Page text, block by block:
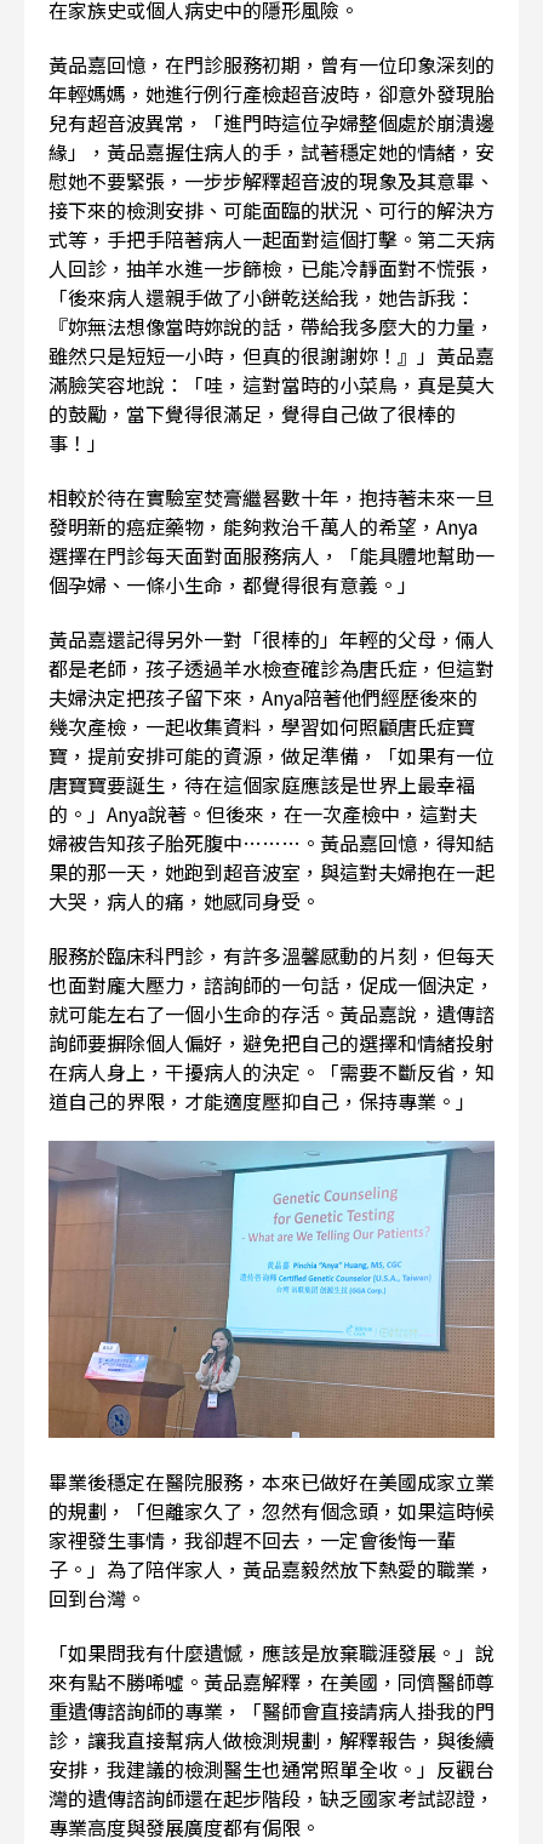
在家族史或個人病史中的隱形風險。
黃品嘉回憶，在門診服務初期，曾有一位印象深刻的
年輕媽媽，她進行例行產檢超音波時，卻意外發現胎
兒有超音波異常，「進門時這位孕婦整個處於崩潰邊
緣」，黃品嘉握住病人的手，試著穩定她的情緒，安
慰她不要緊張，一步步解釋超音波的現象及其意畢、
接下來的檢測安排、可能面臨的狀況、可行的解決方
式等，手把手陪著病人一起面對這個打擊。第二天病
人回診，抽羊水進一步篩檢，已能冷靜面對不慌張，
「後來病人還親手做了小餅乾送給我，她告訴我：
『妳無法想像當時妳說的話，帶給我多麼大的力量，
雖然只是短短一小時，但真的很謝謝妳！』」黃品嘉
滿臉笑容地說：「哇，這對當時的小菜鳥，真是莫大
的鼓勵，當下覺得很滿足，覺得自己做了很棒的
事！」
相較於待在實驗室焚膏繼晷數十年，抱持著未來一旦
發明新的癌症藥物，能夠救治千萬人的希望，Anya
選擇在門診每天面對面服務病人，「能具體地幫助一
個孕婦、一條小生命，都覺得很有意義。」
黃品嘉還記得另外一對「很棒的」年輕的父母，倆人
都是老師，孩子透過羊水檢查確診為唐氏症，但這對
夫婦決定把孩子留下來，Anya陪著他們經歷後來的
幾次產檢，一起收集資料，學習如何照顧唐氏症寶
寶，提前安排可能的資源，做足準備，「如果有一位
唐寶寶要誕生，待在這個家庭應該是世界上最幸褔
的。」Anya說著。但後來，在一次產檢中，這對夫
婦被告知孩子胎死腹中………。黃品嘉回憶，得知結
果的那一天，她跑到超音波室，與這對夫婦抱在一起
大哭，病人的痛，她感同身受。
服務於臨床科門診，有許多溫馨感動的片刻，但每天
也面對龐大壓力，諮詢師的一句話，促成一個決定，
就可能左右了一個小生命的存活。黃品嘉說，遺傳諮
詢師要摒除個人偏好，避免把自己的選擇和情緒投射
在病人身上，干擾病人的決定。「需要不斷反省，知
道自己的界限，才能適度壓抑自己，保持專業。」
畢業後穩定在醫院服務，本來已做好在美國成家立業
的規劃，「但離家久了，忽然有個念頭，如果這時候
家裡發生事情，我卻趕不回去，一定會後悔一輩
子。」為了陪伴家人，黃品嘉毅然放下熱愛的職業，
回到台灣。
「如果問我有什麼遺憾，應該是放棄職涯發展。」說
來有點不勝唏噓。黃品嘉解釋，在美國，同儕醫師尊
重遺傳諮詢師的專業，「醫師會直接請病人掛我的門
診，讓我直接幫病人做檢測規劃，解釋報告，與後續
安排，我建議的檢測醫生也通常照單全收。」反觀台
灣的遺傳諮詢師還在起步階段，缺乏國家考試認證，
專業高度與發展廣度都有侷限。